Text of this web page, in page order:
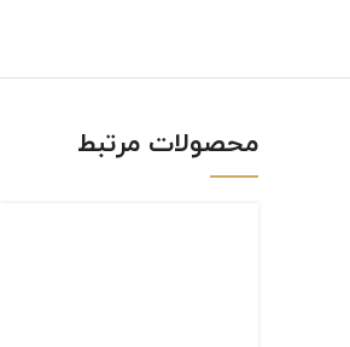
محصولات مرتبط